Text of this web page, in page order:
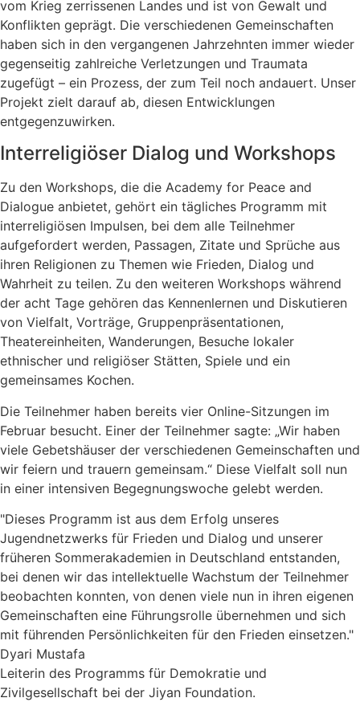
vom Krieg zerrissenen Landes und ist von Gewalt und
Konflikten geprägt. Die verschiedenen Gemeinschaften
haben sich in den vergangenen Jahrzehnten immer wieder
gegenseitig zahlreiche Verletzungen und Traumata
zugefügt – ein Prozess, der zum Teil noch andauert. Unser
Projekt zielt darauf ab, diesen Entwicklungen
entgegenzuwirken.
Interreligiöser Dialog und Workshops
Zu den Workshops, die die Academy for Peace and
Dialogue anbietet, gehört ein tägliches Programm mit
interreligiösen Impulsen, bei dem alle Teilnehmer
aufgefordert werden, Passagen, Zitate und Sprüche aus
ihren Religionen zu Themen wie Frieden, Dialog und
Wahrheit zu teilen. Zu den weiteren Workshops während
der acht Tage gehören das Kennenlernen und Diskutieren
von Vielfalt, Vorträge, Gruppenpräsentationen,
Theatereinheiten, Wanderungen, Besuche lokaler
ethnischer und religiöser Stätten, Spiele und ein
gemeinsames Kochen.
Die Teilnehmer haben bereits vier Online-Sitzungen im
Februar besucht. Einer der Teilnehmer sagte: „Wir haben
viele Gebetshäuser der verschiedenen Gemeinschaften und
wir feiern und trauern gemeinsam.“ Diese Vielfalt soll nun
in einer intensiven Begegnungswoche gelebt werden.
"Dieses Programm ist aus dem Erfolg unseres
Jugendnetzwerks für Frieden und Dialog und unserer
früheren Sommerakademien in Deutschland entstanden,
bei denen wir das intellektuelle Wachstum der Teilnehmer
beobachten konnten, von denen viele nun in ihren eigenen
Gemeinschaften eine Führungsrolle übernehmen und sich
mit führenden Persönlichkeiten für den Frieden einsetzen."
Dyari Mustafa
Leiterin des Programms für Demokratie und
Zivilgesellschaft bei der Jiyan Foundation.